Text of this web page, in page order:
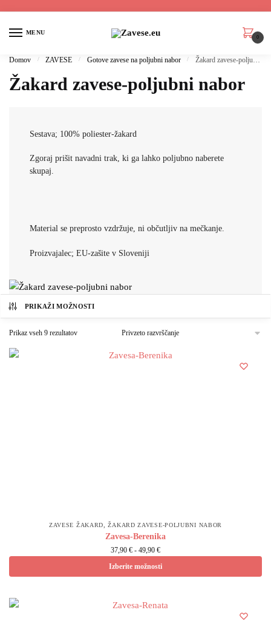
MENU
0
Domov / ZAVESE / Gotove zavese na poljubni nabor / Žakard zavese-poljubni nabor
Žakard zavese-poljubni nabor
Sestava; 100% poliester-žakard
Zgoraj prišit navadni trak, ki ga lahko poljubno naberete
skupaj.
Material se preprosto vzdržuje, ni občutljiv na mečkanje.
Proizvajalec; EU-zašite v Sloveniji
PRIKAŽI MOŽNOSTI
Prikaz vseh 9 rezultatov
ZAVESE ŽAKARD ,ŽAKARD ZAVESE-POLJUBNI NABOR
Zavesa-Berenika
37,90 € - 49,90 €
Izberite možnosti